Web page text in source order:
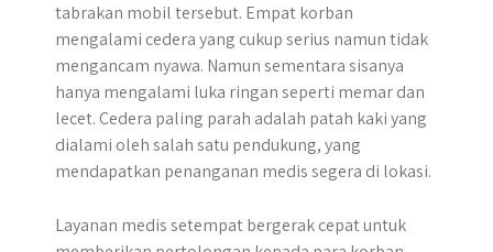
tabrakan mobil tersebut. Empat korban
mengalami cedera yang cukup serius namun tidak
mengancam nyawa. Namun sementara sisanya
hanya mengalami luka ringan seperti memar dan
lecet. Cedera paling parah adalah patah kaki yang
dialami oleh salah satu pendukung, yang
mendapatkan penanganan medis segera di lokasi.
Layanan medis setempat bergerak cepat untuk